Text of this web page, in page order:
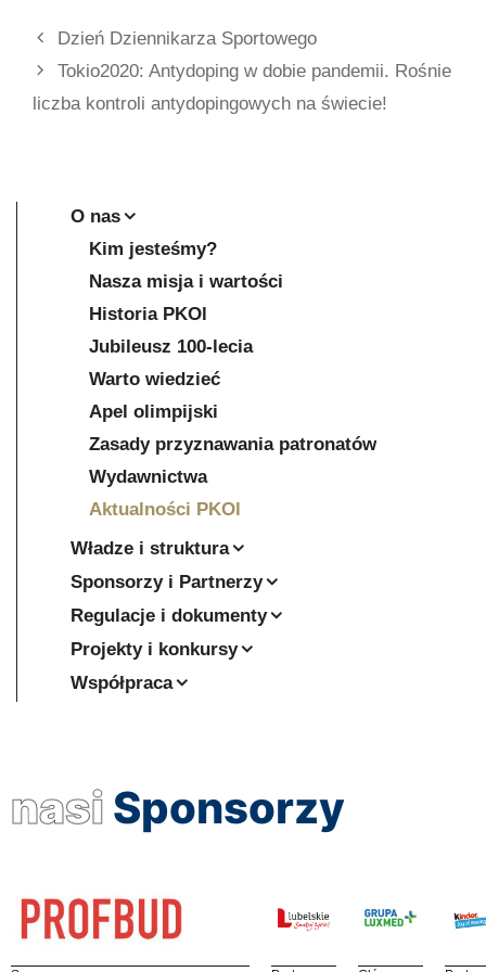
Dzień Dziennikarza Sportowego
Tokio2020: Antydoping w dobie pandemii. Rośnie
liczba kontroli antydopingowych na świecie!
O nas
Kim jesteśmy?
Nasza misja i wartości
Historia PKOl
Jubileusz 100-lecia
Warto wiedzieć
Apel olimpijski
Zasady przyznawania patronatów
Wydawnictwa
Aktualności PKOl
Władze i struktura
Sponsorzy i Partnerzy
Regulacje i dokumenty
Projekty i konkursy
Współpraca
nasi Sponsorzy